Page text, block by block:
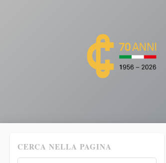
CERCA NELLA PAGINA